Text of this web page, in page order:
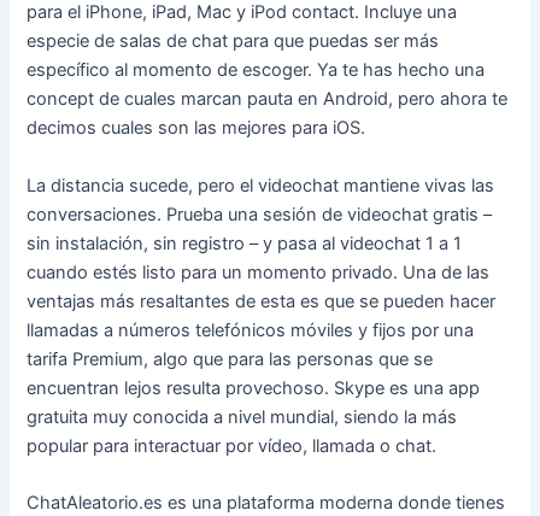
para el iPhone, iPad, Mac y iPod contact. Incluye una
especie de salas de chat para que puedas ser más
específico al momento de escoger. Ya te has hecho una
concept de cuales marcan pauta en Android, pero ahora te
decimos cuales son las mejores para iOS.
La distancia sucede, pero el videochat mantiene vivas las
conversaciones. Prueba una sesión de videochat gratis –
sin instalación, sin registro – y pasa al videochat 1 a 1
cuando estés listo para un momento privado. Una de las
ventajas más resaltantes de esta es que se pueden hacer
llamadas a números telefónicos móviles y fijos por una
tarifa Premium, algo que para las personas que se
encuentran lejos resulta provechoso. Skype es una app
gratuita muy conocida a nivel mundial, siendo la más
popular para interactuar por vídeo, llamada o chat.
ChatAleatorio.es es una plataforma moderna donde tienes